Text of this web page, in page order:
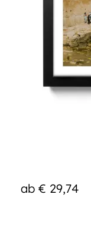
ab € 29,74